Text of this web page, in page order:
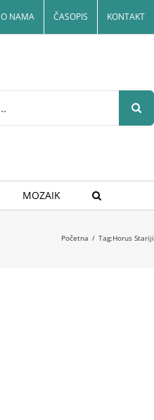
O NAMA ČASOPIS KONTAKT
MOZAIK
Početna / Tag:Horus Stariji